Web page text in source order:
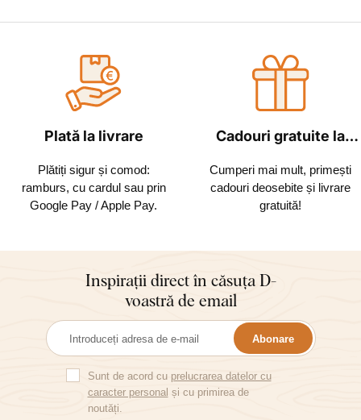
Plată la livrare
Plătiți sigur și comod:
ramburs, cu cardul sau prin
Google Pay / Apple Pay.
Cadouri gratuite la
Cumperi mai mult, primești
cadouri deosebite și livrare
gratuită!
Inspirații direct în căsuța D-
voastră de email
Abonare
Sunt de acord cu prelucrarea datelor cu
caracter personal și cu primirea de
noutăți.